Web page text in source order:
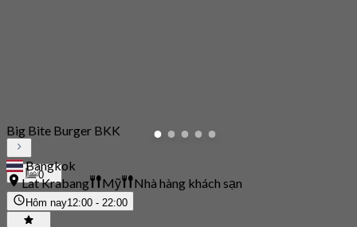
0
Big Bite Burger BKK
Bangkok
Lat Krabang
Mỹ Nhà hàng khách sạn
Hôm nay12:00 - 22:00